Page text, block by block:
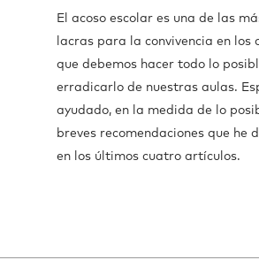
El acoso escolar es una de las
lacras para la convivencia en los
que debemos hacer todo lo
erradicarlo de nuestras aulas.
ayudado, en la medida de lo
breves recomendaciones que he
en los últimos cuatro artículos.